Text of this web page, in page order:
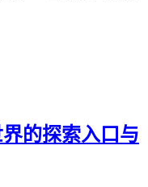
的探索入口与